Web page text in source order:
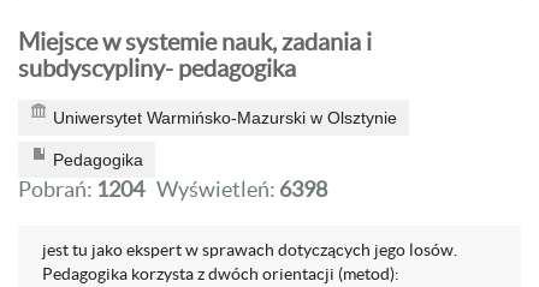
Miejsce w systemie nauk, zadania i
subdyscypliny- pedagogika
Uniwersytet Warmińsko-Mazurski w Olsztynie
Pedagogika
Pobrań: 1204 Wyświetleń: 6398
jest tu jako ekspert w sprawach dotyczących jego losów.
Pedagogika korzysta z dwóch orientacji (metod):